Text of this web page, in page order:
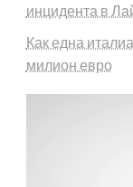
инцидента в
Как една
милион евро